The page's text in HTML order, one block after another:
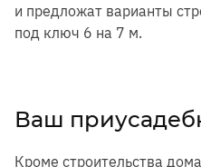
и предложат варианты
под ключ 6 на 7 м.
Ваш
Кроме строительства